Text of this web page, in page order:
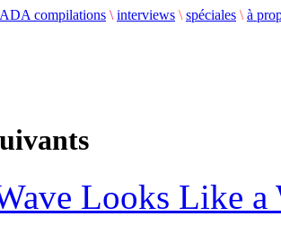
ADA compilations \ interviews \ spéciales \ à
Looks Like a